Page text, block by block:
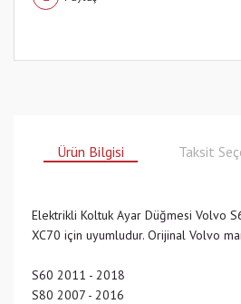
Ürün Bilgisi Taksit
Elektrikli Koltuk Ayar Düğmesi Volvo
XC70 için uyumludur. Orijinal Volvo
S60 2011 - 2018
S80 2007 - 2016